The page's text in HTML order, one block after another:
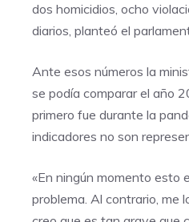
dos homicidios, ocho
diarios, planteó el
Ante esos números la
se podía comparar el año
primero fue durante la
indicadores no son
«En ningún momento esto
problema. Al contrario, me